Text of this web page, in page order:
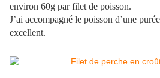
environ 60g par filet de poisson.
J’ai accompagné le poisson d’une
excellent.